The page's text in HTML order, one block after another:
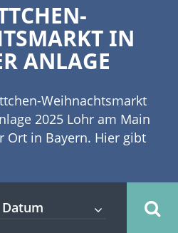
IN
ANLAGE
Weihnachtsmarkt
2025 Lohr am Main
Ort in Bayern. Hier gibt
[caption